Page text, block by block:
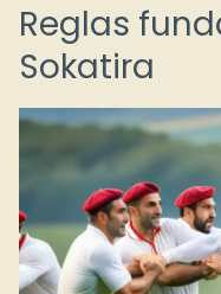
Reglas
Sokatira